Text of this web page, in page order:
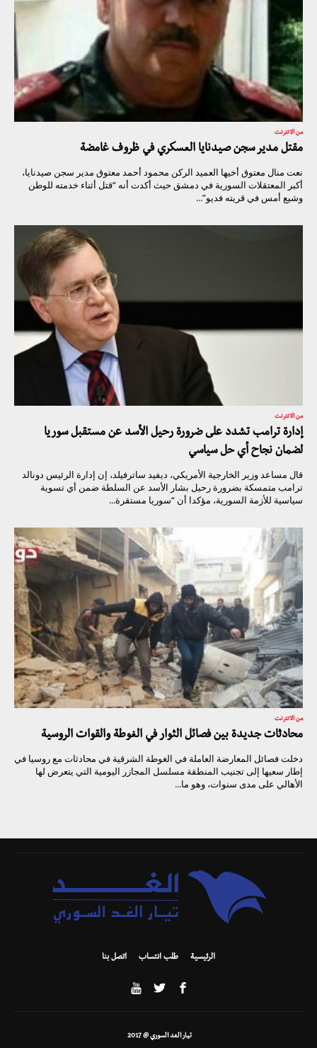
من الانترنت
مقتل مدير سجن صيدنايا العسكري في ظروف غامضة
نعت منال معتوق أخيها العميد الركن محمود أحمد معتوق مدير سجن صيدنايا،
أكبر المعتقلات السورية في دمشق حيث أكدت أنه “قتل أثناء خدمته للوطن
وشيع أمس في قريته فديو”...
من الانترنت
إدارة ترامب تشدد على ضرورة رحيل الأسد عن مستقبل سوريا
لضمان نجاح أي حل سياسي
قال مساعد وزير الخارجية الأمريكي، ديفيد ساترفيلد، إن إدارة الرئيس دونالد
ترامب متمسكة بضرورة رحيل بشار الأسد عن السلطة ضمن أي تسوية
سياسية للأزمة السورية، مؤكدا أن “سوريا مستقرة...
من الانترنت
محادثات جديدة بين فصائل الثوار في الغوطة والقوات الروسية
دخلت فصائل المعارضة العاملة في الغوطة الشرقية في محادثات مع روسيا في
إطار سعيها إلى تجنيب المنطقة مسلسل المجازر اليومية التي يتعرض لها
الأهالي على مدى سنوات، وهو ما...
الرئيسية طلب انتساب اتصل بنا
تيار الغد السوري @ 2017